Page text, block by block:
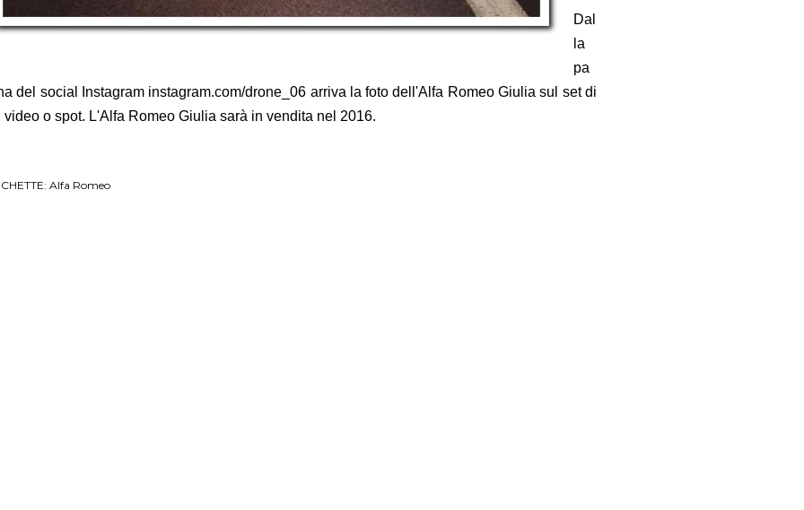
Dal
la
pa
del social Instagram instagram.com/drone_06 arriva la foto dell'Alfa Romeo Giulia sul set di
video o spot. L'Alfa Romeo Giulia sarà in vendita nel 2016.
Alfa Romeo